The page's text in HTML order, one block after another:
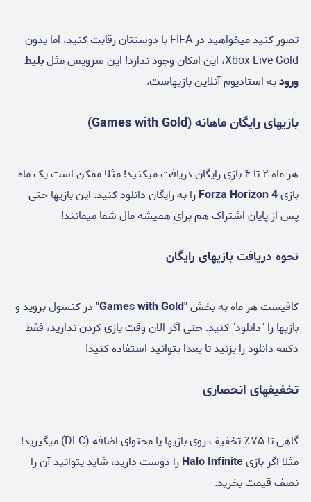
تصور کنید میخواهید در FIFA با دوستتان رقابت کنید، اما بدون
Xbox Live Gold، این امکان وجود ندارد! این سرویس مثل
بلیط
ورودبه استادیوم آنلاین بازیهاست.
بازیهای رایگان ماهانه (Games with Gold)
هر ماه ۲ تا ۴ بازی رایگان دریافت میکنید! مثلا ممکن است یک ماه
بازیForza Horizon 4را به رایگان دانلود کنید. این بازیها حتی
پس از پایان اشتراک هم برای همیشه مال شما میمانند!
نحوه دریافت بازیهای رایگان
کافیست هر ماه به بخش"Games with Gold"
در کنسول بروید و
بازیها را "دانلود" کنید. حتی اگر الان وقت بازی کردن ندارید، فقط
دکمه دانلود را بزنید تا بعدا بتوانید استفاده کنید!
تخفیفهای انحصاری
گاهی تا ۷۵٪ تخفیف روی بازیها یا محتوای اضافه (DLC) میگیرید!
مثلا اگر بازیHalo Infiniteرا دوست دارید، شاید بتوانید آن را
نصف قیمت بخرید.